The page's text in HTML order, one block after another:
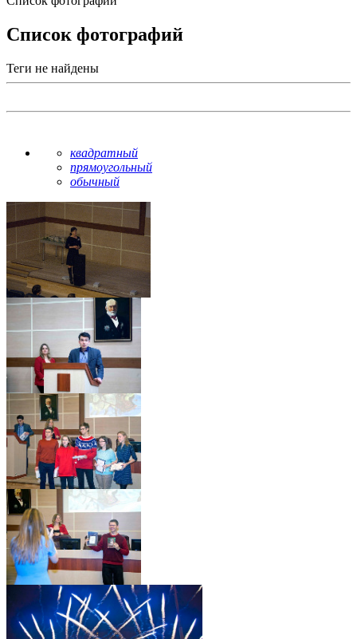
Список фотографий
Теги не найдены
квадратный
прямоугольный
обычный